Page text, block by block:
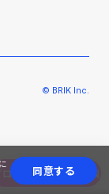
ロジェクトの無料相談
© BRIK Inc.
同意する